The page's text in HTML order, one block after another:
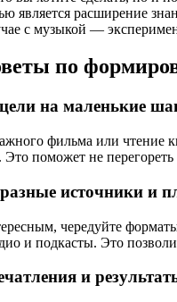
является расширение
с музыкой —
по
на маленькие
фильма или чтение
поможет не
источники и
чередуйте
и подкасты. Это
и